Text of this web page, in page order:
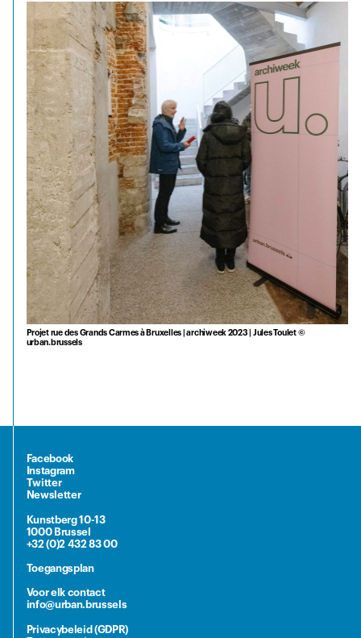
Projet rue des Grands Carmes à Bruxelles | archiweek 2023 | Jules Toulet ©
urban.brussels
Facebook
Instagram
Twitter
Newsletter
Kunstberg 10-13
1000 Brussel
+32 (0)2 432 83 00
Toegangsplan
Voor elk contact
info@urban.brussels
Privacybeleid (GDPR)